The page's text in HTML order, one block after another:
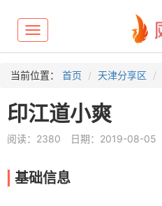
Toggle
navigation
当前位置： 首页 天津分享区
印江道小爽
阅读：2380 日期：2019-08-05
基础信息